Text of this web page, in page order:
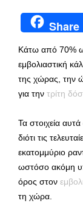
Share
Κάτω από 70%
εμβολιαστική
της χώρας, την
για την τρίτη
Τα στοιχεία
διότι τις
εκατομμύριο
ωστόσο ακόμη
όρος στον
τη χώρα.